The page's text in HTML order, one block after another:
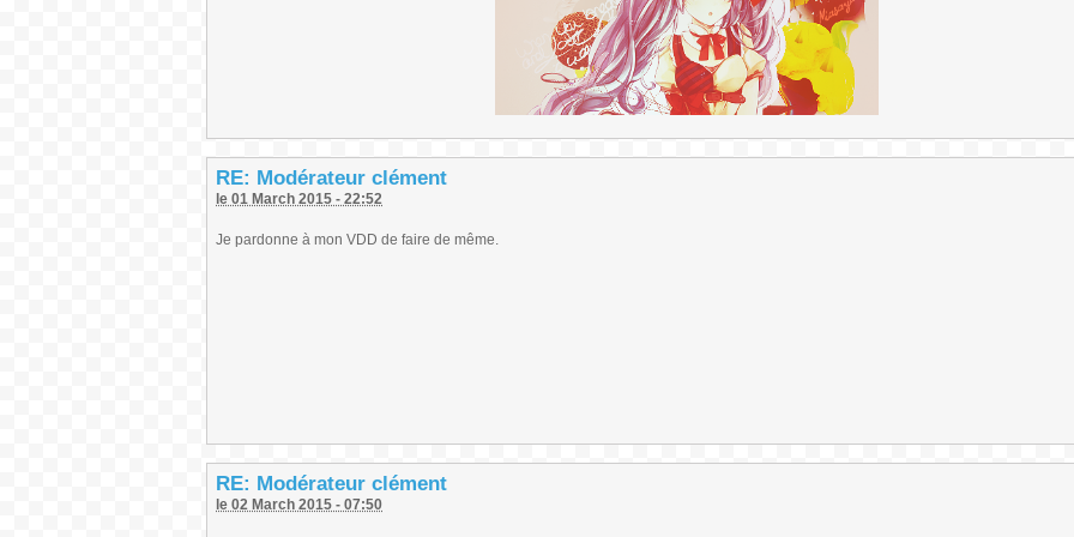
RE: Modérateur clément
le 01 March 2015 - 22:52
Je pardonne à mon VDD de faire de même.
RE: Modérateur clément
le 02 March 2015 - 07:50